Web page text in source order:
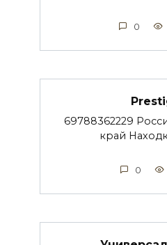
0
69788362229
край
0